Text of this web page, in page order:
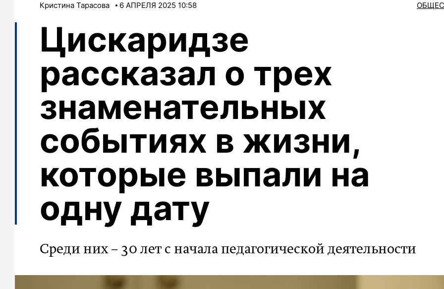
Кристина Тарасова 6 АПРЕЛЯ 2025 10:58
Цискаридзе
рассказал о трех
знаменательных
событиях в жизни,
которые выпали на
одну дату
Среди них – 30 лет с начала педагогической деятельности